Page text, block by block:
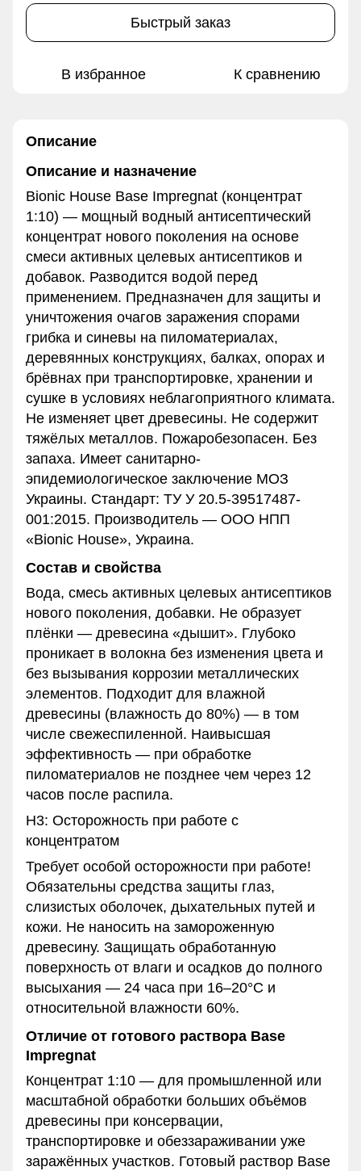
Быстрый заказ
В избранное К сравнению
Описание
Описание и назначение
Bionic House Base Impregnat (концентрат
1:10) — мощный водный антисептический
концентрат нового поколения на основе
смеси активных целевых антисептиков и
добавок. Разводится водой перед
применением. Предназначен для защиты и
уничтожения очагов заражения спорами
грибка и синевы на пиломатериалах,
деревянных конструкциях, балках, опорах и
брёвнах при транспортировке, хранении и
сушке в условиях неблагоприятного климата.
Не изменяет цвет древесины. Не содержит
тяжёлых металлов. Пожаробезопасен. Без
запаха. Имеет санитарно-
эпидемиологическое заключение МОЗ
Украины. Стандарт: ТУ У 20.5-39517487-
001:2015. Производитель — ООО НПП
«Bionic House», Украина.
Состав и свойства
Вода, смесь активных целевых антисептиков
нового поколения, добавки. Не образует
плёнки — древесина «дышит». Глубоко
проникает в волокна без изменения цвета и
без вызывания коррозии металлических
элементов. Подходит для влажной
древесины (влажность до 80%) — в том
числе свежеспиленной. Наивысшая
эффективность — при обработке
пиломатериалов не позднее чем через 12
часов после распила.
H3: Осторожность при работе с
концентратом
Требует особой осторожности при работе!
Обязательны средства защиты глаз,
слизистых оболочек, дыхательных путей и
кожи. Не наносить на замороженную
древесину. Защищать обработанную
поверхность от влаги и осадков до полного
высыхания — 24 часа при 16–20°C и
относительной влажности 60%.
Отличие от готового раствора Base
Impregnat
Концентрат 1:10 — для промышленной или
масштабной обработки больших объёмов
древесины при консервации,
транспортировке и обеззараживании уже
заражённых участков. Готовый раствор Base